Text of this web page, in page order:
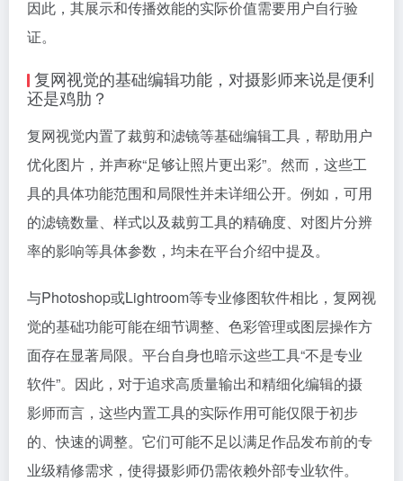
因此，其展示和传播效能的实际价值需要用户自行验
证。
复网视觉的基础编辑功能，对摄影师来说是便利
还是鸡肋？
复网视觉内置了裁剪和滤镜等基础编辑工具，帮助用户
优化图片，并声称“足够让照片更出彩”。然而，这些工
具的具体功能范围和局限性并未详细公开。例如，可用
的滤镜数量、样式以及裁剪工具的精确度、对图片分辨
率的影响等具体参数，均未在平台介绍中提及。
与Photoshop或Lightroom等专业修图软件相比，复网视
觉的基础功能可能在细节调整、色彩管理或图层操作方
面存在显著局限。平台自身也暗示这些工具“不是专业
软件”。因此，对于追求高质量输出和精细化编辑的摄
影师而言，这些内置工具的实际作用可能仅限于初步
的、快速的调整。它们可能不足以满足作品发布前的专
业级精修需求，使得摄影师仍需依赖外部专业软件。